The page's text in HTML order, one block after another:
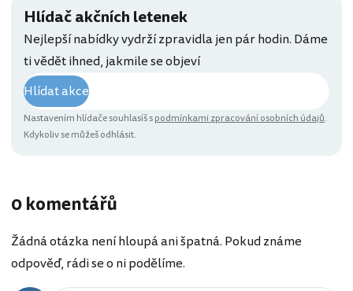
Hlídač akčních letenek
Nejlepší nabídky vydrží zpravidla jen pár hodin. Dáme
ti vědět ihned, jakmile se objeví
Hlídat akce
Nastavením hlídače souhlasíš spodmínkami zpracování osobních údajů.
Kdykoliv se můžeš odhlásit.
0 komentářů
Žádná otázka není hloupá ani špatná. Pokud známe
odpověď, rádi se o ni podělíme.